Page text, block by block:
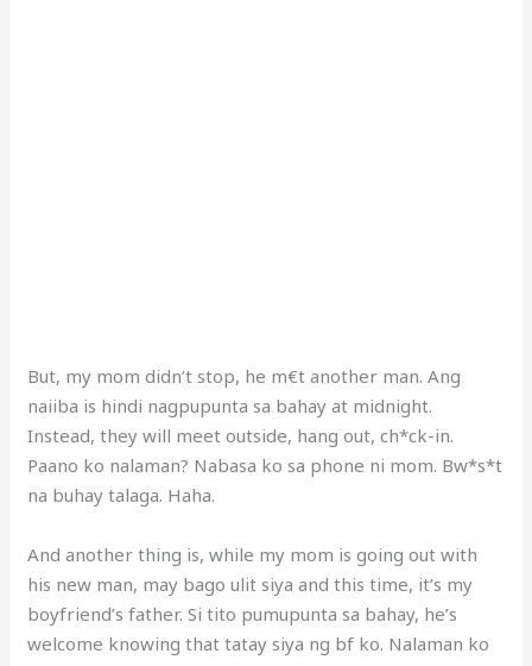
But, my mom didn’t stop, he m€t another man. Ang
naiiba is hindi nagpupunta sa bahay at midnight.
Instead, they will meet outside, hang out, ch*ck-in.
Paano ko nalaman? Nabasa ko sa phone ni mom. Bw*s*t
na buhay talaga. Haha.
And another thing is, while my mom is going out with
his new man, may bago ulit siya and this time, it’s my
boyfriend’s father. Si tito pumupunta sa bahay, he’s
welcome knowing that tatay siya ng bf ko. Nalaman ko